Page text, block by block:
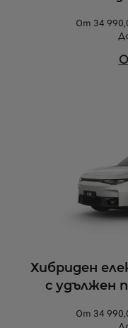
От 34
Хибриден
с удължен
От 34